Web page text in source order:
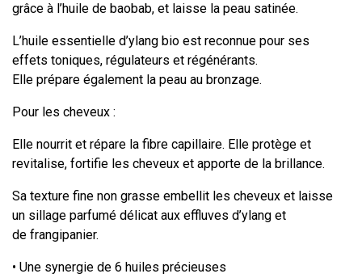
grâce à l’huile de baobab, et laisse la peau satinée.
L’huile essentielle d’ylang bio est reconnue pour ses
effets toniques, régulateurs et régénérants.
Elle prépare également la peau au bronzage.
Pour les cheveux :
Elle nourrit et répare la fibre capillaire. Elle protège et
revitalise, fortifie les cheveux et apporte de la brillance.
Sa texture fine non grasse embellit les cheveux et laisse
un sillage parfumé délicat aux effluves d’ylang et
de frangipanier.
• Une synergie de 6 huiles précieuses